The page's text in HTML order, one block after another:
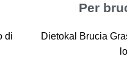
di
Per
Dietokal Brucia